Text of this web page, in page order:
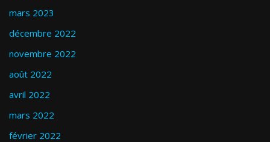
mars 2023
décembre 2022
novembre 2022
août 2022
avril 2022
mars 2022
février 2022